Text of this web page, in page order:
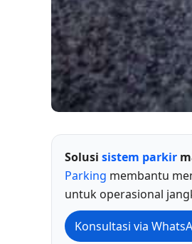
Solusi sistem parkir
Parking membantu
untuk operasional
Konsultasi via